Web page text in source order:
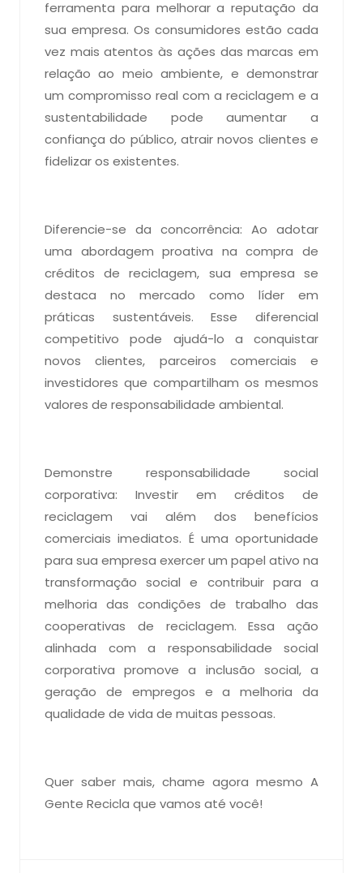
ferramenta para melhorar a reputação da
sua empresa. Os consumidores estão cada
vez mais atentos às ações das marcas em
relação ao meio ambiente, e demonstrar
um compromisso real com a reciclagem e a
sustentabilidade pode aumentar a
confiança do público, atrair novos clientes e
fidelizar os existentes.
Diferencie-se da concorrência: Ao adotar
uma abordagem proativa na compra de
créditos de reciclagem, sua empresa se
destaca no mercado como líder em
práticas sustentáveis. Esse diferencial
competitivo pode ajudá-lo a conquistar
novos clientes, parceiros comerciais e
investidores que compartilham os mesmos
valores de responsabilidade ambiental.
Demonstre responsabilidade social
corporativa: Investir em créditos de
reciclagem vai além dos benefícios
comerciais imediatos. É uma oportunidade
para sua empresa exercer um papel ativo na
transformação social e contribuir para a
melhoria das condições de trabalho das
cooperativas de reciclagem. Essa ação
alinhada com a responsabilidade social
corporativa promove a inclusão social, a
geração de empregos e a melhoria da
qualidade de vida de muitas pessoas.
Quer saber mais, chame agora mesmo A
Gente Recicla que vamos até você!